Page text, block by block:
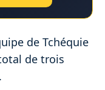
de Tchéquie
de trois